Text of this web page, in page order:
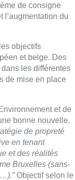
de consigne
l’augmentation du
objectifs
et belge. Des
les différentes
de mise en place
et de
bonne nouvelle.
de propreté
en tenant
et des réalités
Bruxelles (sans-
Objectif selon le